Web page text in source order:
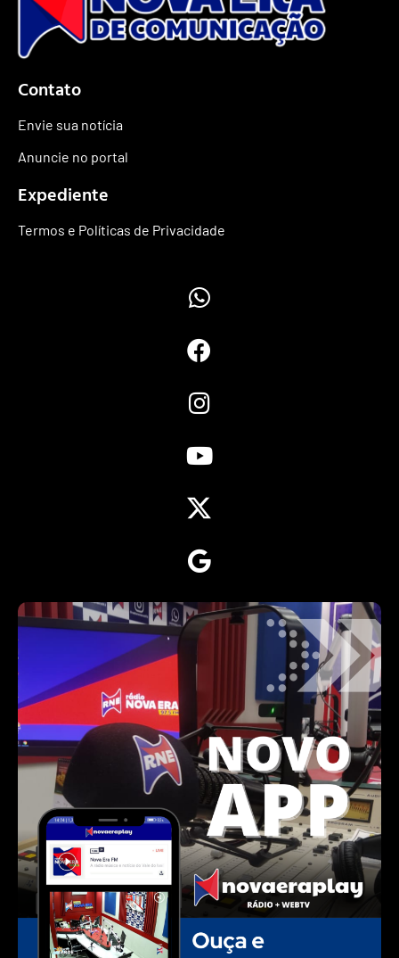
Contato
Envie sua notícia
Anuncie no portal
Expediente
Termos e Políticas de Privacidade